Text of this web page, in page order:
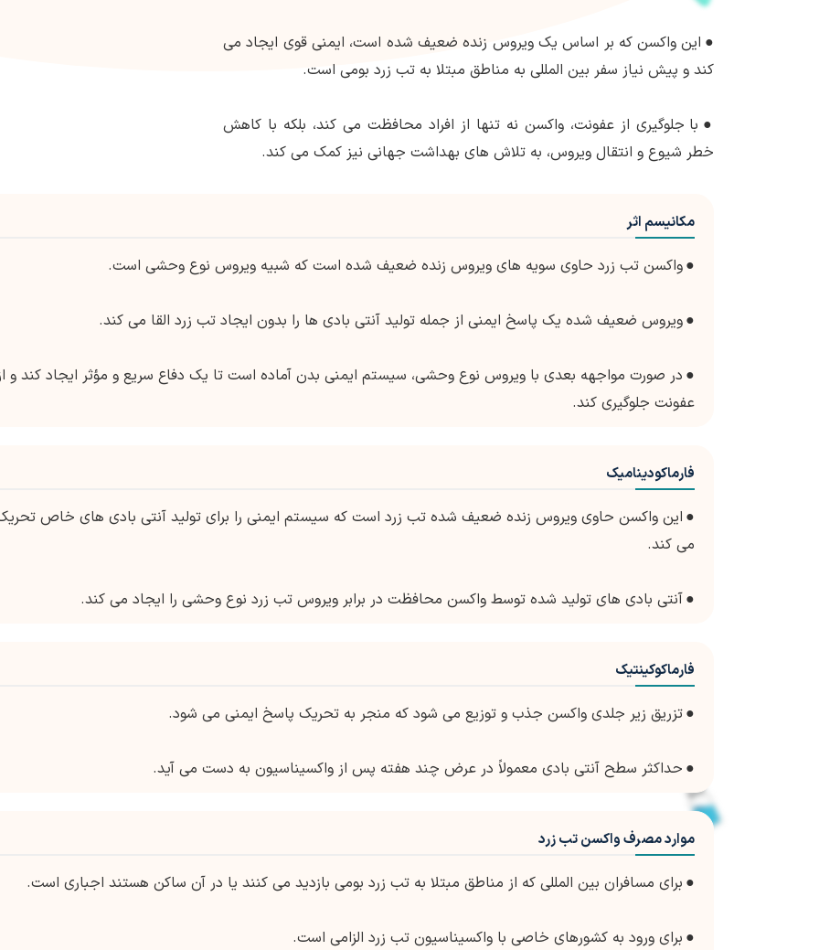
● این واکسن که بر اساس یک ویروس زنده ضعیف شده است، ایمنی قوی ایجاد می
کند و پیش نیاز سفر بین المللی به مناطق مبتلا به تب زرد بومی است.
● با جلوگیری از عفونت، واکسن نه تنها از افراد محافظت می کند، بلکه با کاهش
خطر شیوع و انتقال ویروس، به تلاش های بهداشت جهانی نیز کمک می کند.
مکانیسم اثر
●واکسن تب زرد حاوی سویه های ویروس زنده ضعیف شده است که شبیه ویروس نوع وحشی است.
●ویروس ضعیف شده یک پاسخ ایمنی از جمله تولید آنتی بادی ها را بدون ایجاد تب زرد القا می کند.
● در صورت مواجهه بعدی با ویروس نوع وحشی، سیستم ایمنی بدن آماده است تا یک دفاع سریع و مؤثر ایجاد کند و
عفونت جلوگیری کند.
فارماکودینامیک
● این واکسن حاوی ویروس زنده ضعیف شده تب زرد است که سیستم ایمنی را برای تولید آنتی بادی های خاص
می کند.
●آنتی بادی های تولید شده توسط واکسن محافظت در برابر ویروس تب زرد نوع وحشی را ایجاد می کند.
فارماکوکینتیک
●تزریق زیر جلدی واکسن جذب و توزیع می شود که منجر به تحریک پاسخ ایمنی می شود.
● حداکثر سطح آنتی بادی معمولاً در عرض چند هفته پس از واکسیناسیون به دست می آید.
موارد مصرف واکسن تب زرد
● برای مسافران بین المللی که از مناطق مبتلا به تب زرد بومی بازدید می کنند یا در آن ساکن هستند اجباری است.
● برای ورود به کشورهای خاصی با واکسیناسیون تب زرد الزامی است.